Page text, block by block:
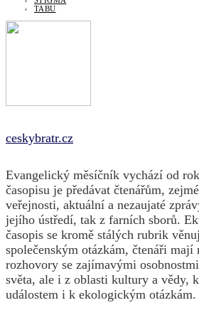
TABU
ceskybratr.cz
Evangelický měsíčník vychází od
časopisu je předávat čtenářům,
veřejnosti, aktuální a nezaujaté
jejího ústředí, tak z farních sborů.
časopis se kromě stálých rubrik
společenským otázkám, čtenáři mají
rozhovory se zajímavými
světa, ale i z oblasti kultury a vědy,
událostem i k ekologickým otázkám.